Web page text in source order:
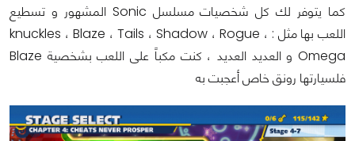
كما يتوفر لك كل شخصيات مسلسل Sonic المشهور و تسطيع
اللعب بها مثل : knuckles ، Blaze ، Tails ، Shadow ، Rogue ،
Omega و العديد العديد ، كنت مكباً على اللعب بشخصية Blaze
فلسيارتها رونق خاص أعجبت به